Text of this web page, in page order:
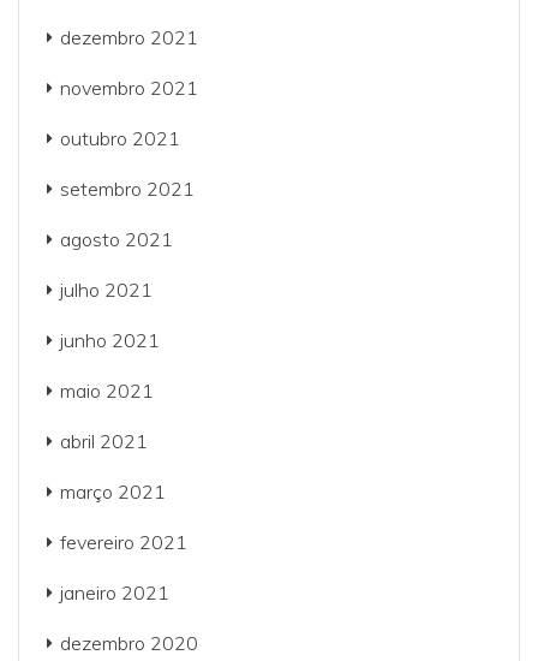
dezembro 2021
novembro 2021
outubro 2021
setembro 2021
agosto 2021
julho 2021
junho 2021
maio 2021
abril 2021
março 2021
fevereiro 2021
janeiro 2021
dezembro 2020